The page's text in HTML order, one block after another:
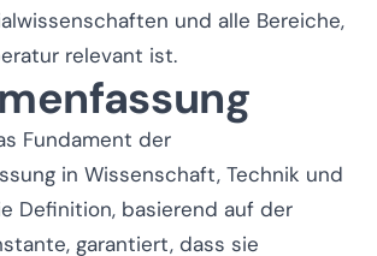
und alle Bereiche,
relevant ist.
Fundament der
in Wissenschaft, Technik und
Definition, basierend auf der
garantiert, dass sie